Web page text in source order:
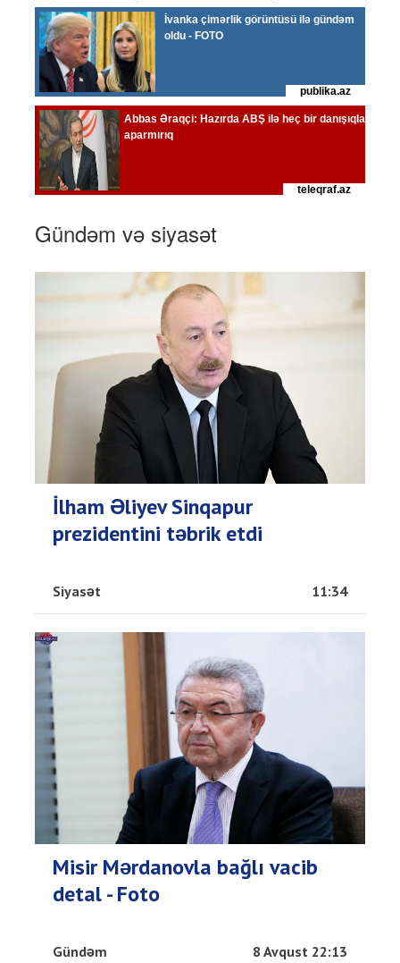
Gündəm və siyasət
İlham Əliyev Sinqapur
prezidentini təbrik etdi
Siyasət 11:34
Misir Mərdanovla bağlı vacib
detal - Foto
Gündəm 8 Avqust 22:13